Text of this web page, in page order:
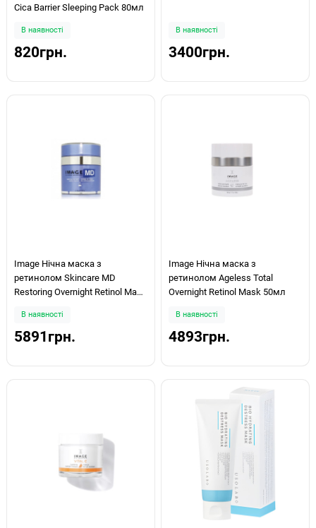
Cica Barrier Sleeping Pack 80мл
В наявності
820грн.
В наявності
3400грн.
Image Нічна маска з
ретинолом Skincare MD
Restoring Overnight Retinol Mask
В наявності
5891грн.
Image Нічна маска з
ретинолом Ageless Total
Overnight Retinol Mask 50мл
В наявності
4893грн.